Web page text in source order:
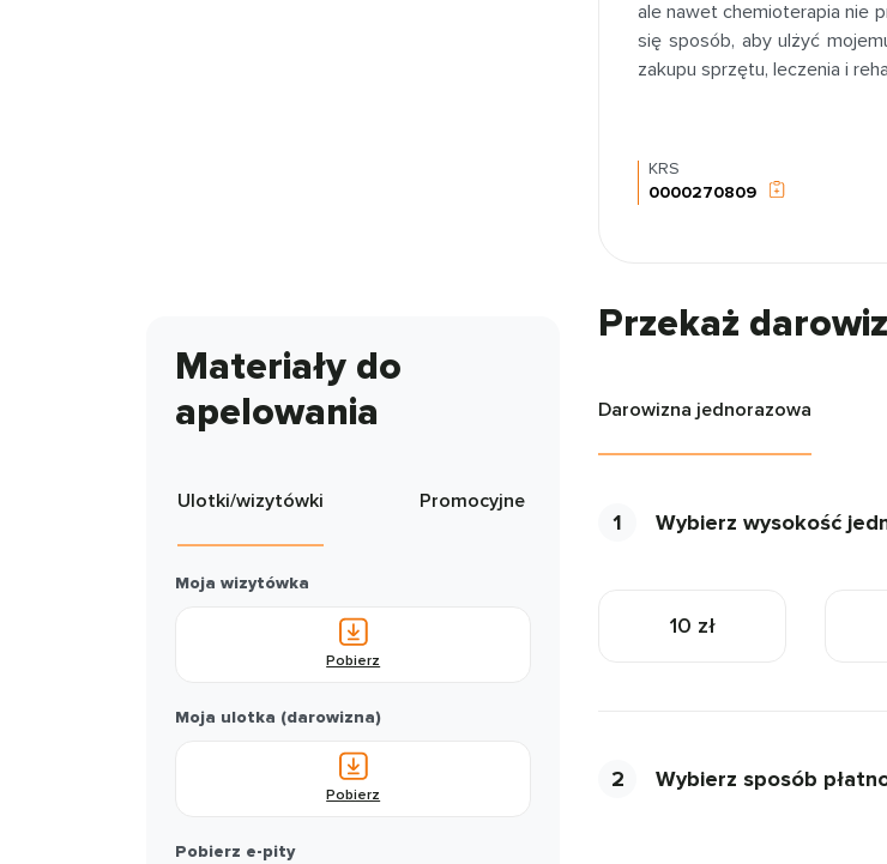
ale nawet chemioterapia nie
się sposób, aby ulżyć
zakupu sprzętu, leczenia i
KRS
0000270809
Materiały do
apelowania
Ulotki/wizytówki Promocyjne
Moja wizytówka
Pobierz
Moja ulotka (darowizna)
Pobierz
Pobierz e-pity
Przekaż
Darowizna jednorazowa
1 Wybierz wysokość
10 zł
2 Wybierz sposób